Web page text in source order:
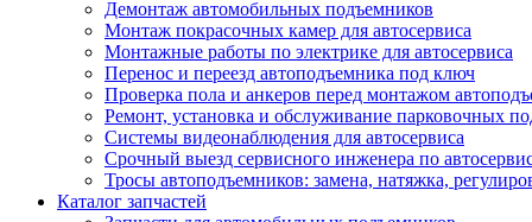
Демонтаж автомобильных подъемников
Монтаж покрасочных камер для автосервиса
Монтажные работы по электрике для автосервиса
Перенос и переезд автоподъемника под ключ
Проверка пола и анкеров перед монтажом
Ремонт, установка и обслуживание парковочных
Системы видеонаблюдения для автосервиса
Срочный выезд сервисного инженера по
Тросы автоподъемников: замена, натяжка,
Каталог запчастей